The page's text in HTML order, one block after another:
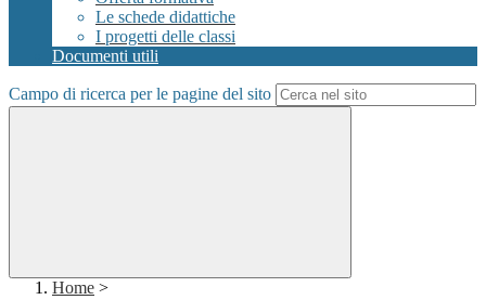
Le schede didattiche
I progetti delle classi
Documenti utili
Campo di ricerca per le pagine del sito
Home >